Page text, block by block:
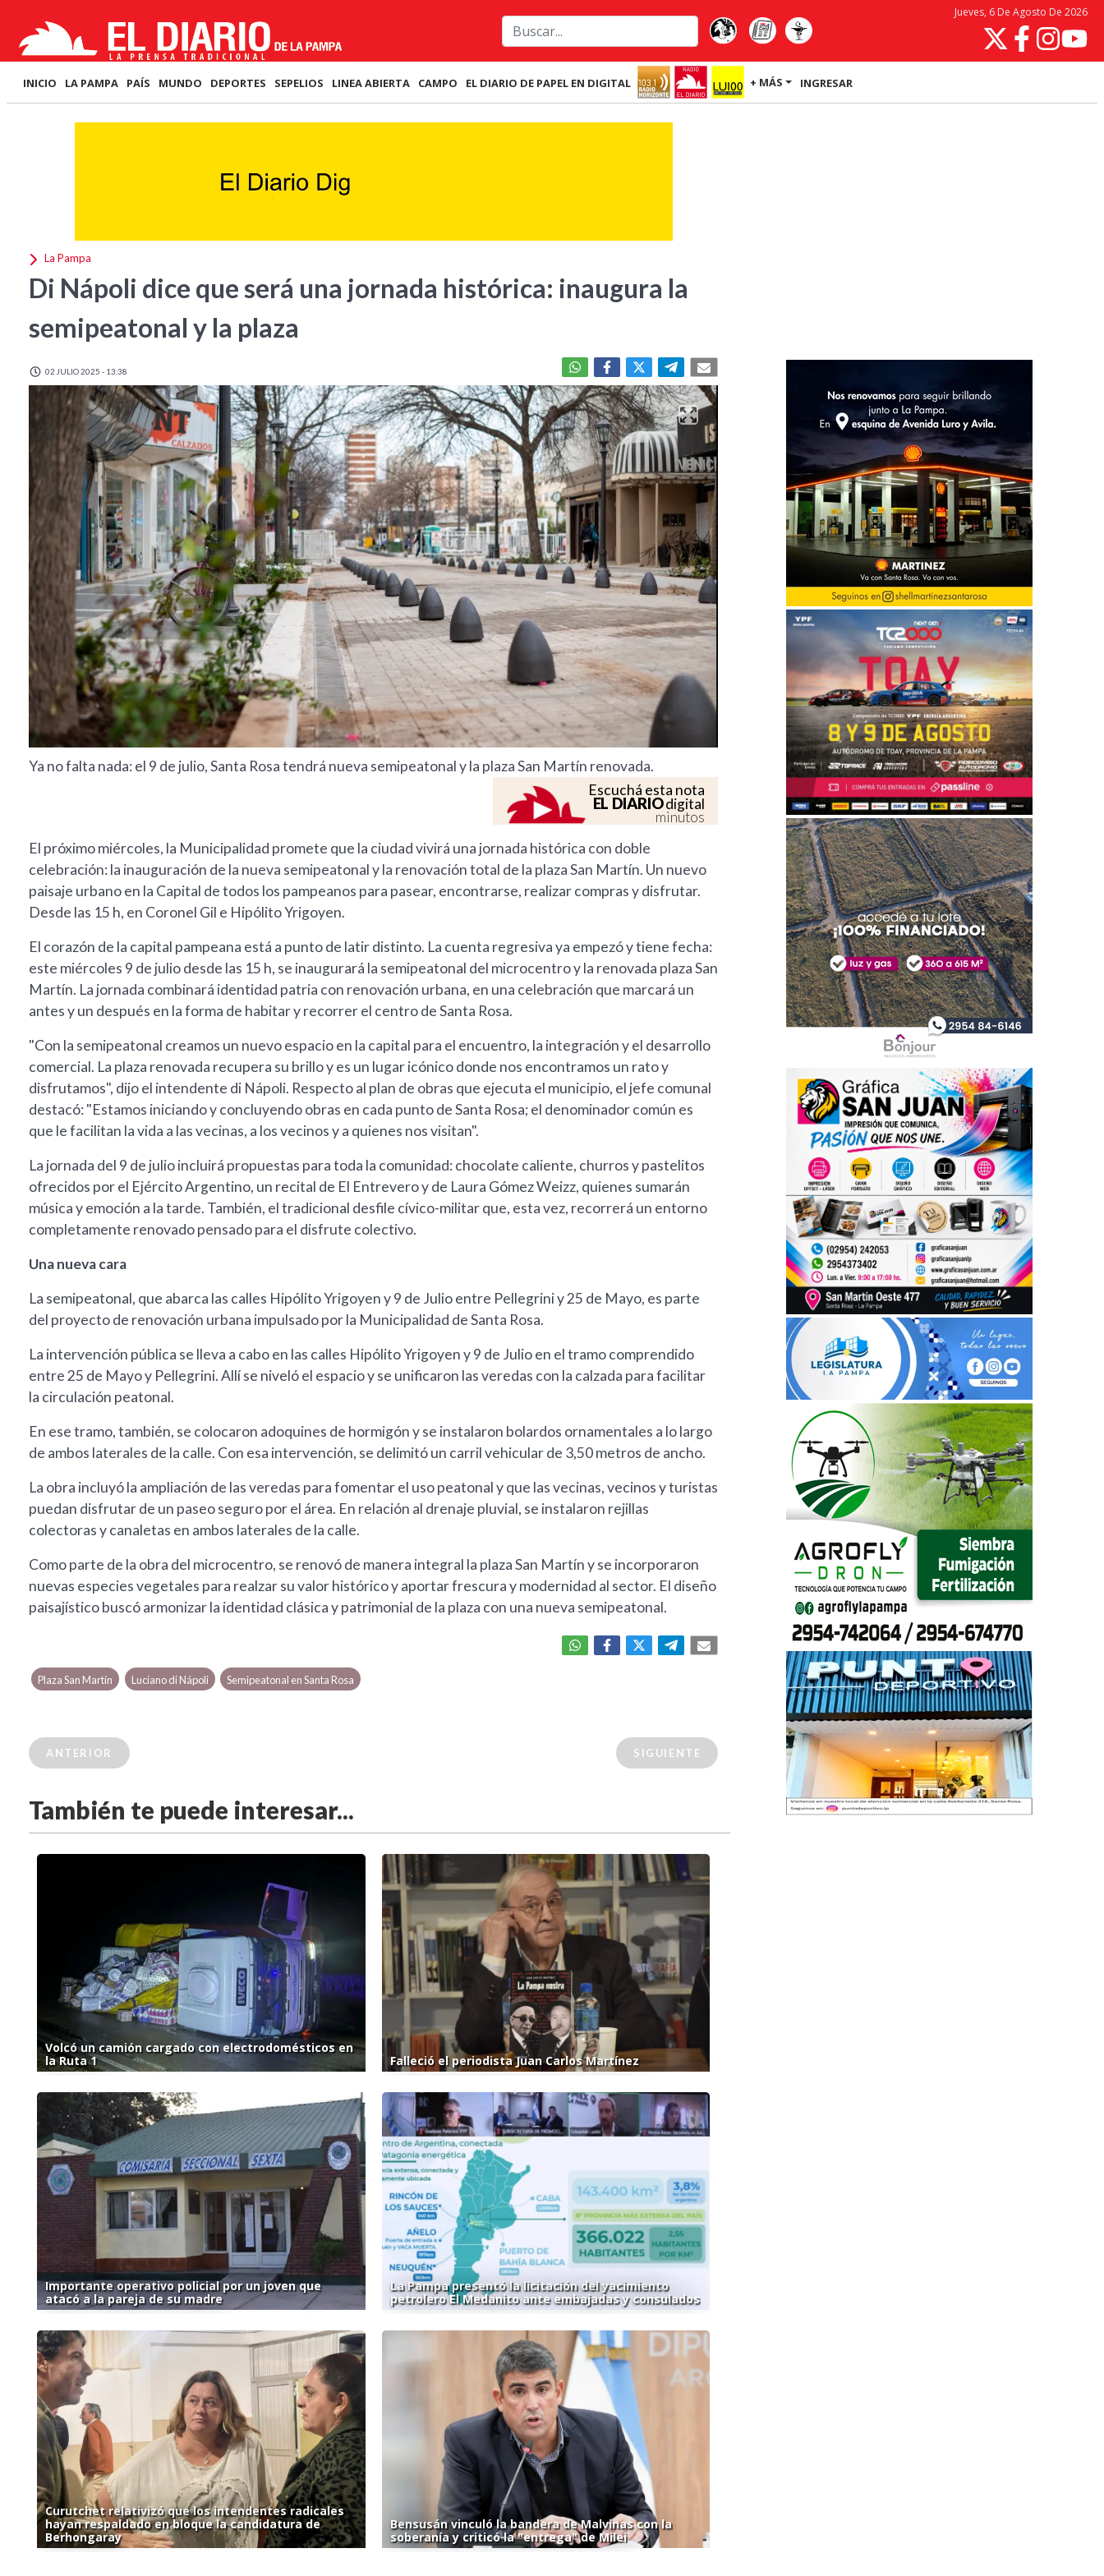
Jueves, 6 De Agosto De 2026
INICIO LA PAMPA PAÍS MUNDO DEPORTES SEPELIOS LINEA ABIERTA CAMPO EL DIARIO DE PAPEL EN DIGITAL + MÁS INGRESAR
La Pampa
Di Nápoli dice que será una jornada histórica: inaugura la
semipeatonal y la plaza
02 JULIO 2025 - 13:38
Ya no falta nada: el 9 de julio, Santa Rosa tendrá nueva semipeatonal y la plaza San Martín renovada.
Escuchá esta nota
EL DIARIOdigital
minutos
El próximo miércoles, la Municipalidad promete que la ciudad vivirá una jornada histórica con doble
celebración: la inauguración de la nueva semipeatonal y la renovación total de la plaza San Martín. Un nuevo
paisaje urbano en la Capital de todos los pampeanos para pasear, encontrarse, realizar compras y disfrutar.
Desde las 15 h, en Coronel Gil e Hipólito Yrigoyen.
El corazón de la capital pampeana está a punto de latir distinto. La cuenta regresiva ya empezó y tiene fecha:
este miércoles 9 de julio desde las 15 h, se inaugurará la semipeatonal del microcentro y la renovada plaza San
Martín. La jornada combinará identidad patria con renovación urbana, en una celebración que marcará un
antes y un después en la forma de habitar y recorrer el centro de Santa Rosa.
"Con la semipeatonal creamos un nuevo espacio en la capital para el encuentro, la integración y el desarrollo
comercial. La plaza renovada recupera su brillo y es un lugar icónico donde nos encontramos un rato y
disfrutamos", dijo el intendente di Nápoli. Respecto al plan de obras que ejecuta el municipio, el jefe comunal
destacó: "Estamos iniciando y concluyendo obras en cada punto de Santa Rosa; el denominador común es
que le facilitan la vida a las vecinas, a los vecinos y a quienes nos visitan".
La jornada del 9 de julio incluirá propuestas para toda la comunidad: chocolate caliente, churros y pastelitos
ofrecidos por el Ejército Argentino, un recital de El Entrevero y de Laura Gómez Weizz, quienes sumarán
música y emoción a la tarde. También, el tradicional desfile cívico-militar que, esta vez, recorrerá un entorno
completamente renovado pensado para el disfrute colectivo.
Una nueva cara
La semipeatonal, que abarca las calles Hipólito Yrigoyen y 9 de Julio entre Pellegrini y 25 de Mayo, es parte
del proyecto de renovación urbana impulsado por la Municipalidad de Santa Rosa.
La intervención pública se lleva a cabo en las calles Hipólito Yrigoyen y 9 de Julio en el tramo comprendido
entre 25 de Mayo y Pellegrini. Allí se niveló el espacio y se unificaron las veredas con la calzada para facilitar
la circulación peatonal.
En ese tramo, también, se colocaron adoquines de hormigón y se instalaron bolardos ornamentales a lo largo
de ambos laterales de la calle. Con esa intervención, se delimitó un carril vehicular de 3,50 metros de ancho.
La obra incluyó la ampliación de las veredas para fomentar el uso peatonal y que las vecinas, vecinos y turistas
puedan disfrutar de un paseo seguro por el área. En relación al drenaje pluvial, se instalaron rejillas
colectoras y canaletas en ambos laterales de la calle.
Como parte de la obra del microcentro, se renovó de manera integral la plaza San Martín y se incorporaron
nuevas especies vegetales para realzar su valor histórico y aportar frescura y modernidad al sector. El diseño
paisajístico buscó armonizar la identidad clásica y patrimonial de la plaza con una nueva semipeatonal.
Plaza San Martín Luciano di Nápoli Semipeatonal en Santa Rosa
ANTERIOR SIGUIENTE
También te puede interesar...
Volcó un camión cargado con electrodomésticos en
la Ruta 1
Falleció el periodista Juan Carlos Martínez
Importante operativo policial por un joven que
atacó a la pareja de su madre
La Pampa presentó la licitación del yacimiento
petrolero El Medanito ante embajadas y consulados
Curutchet relativizó que los intendentes radicales
hayan respaldado en bloque la candidatura de
Berhongaray
Bensusán vinculó la bandera de Malvinas con la
soberanía y criticó la "entrega" de Milei